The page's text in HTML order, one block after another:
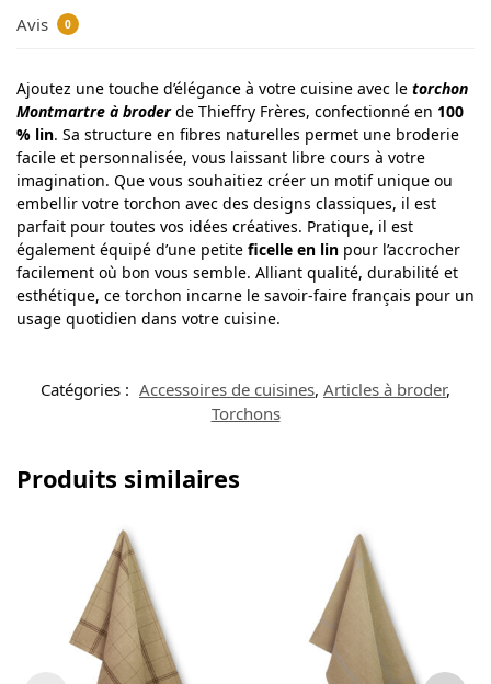
Avis 0
Ajoutez une touche d’élégance à votre cuisine avec le torchon
Montmartre à broderde Thieffry Frères, confectionné en 100
% lin. Sa structure en fibres naturelles permet une broderie
facile et personnalisée, vous laissant libre cours à votre
imagination. Que vous souhaitiez créer un motif unique ou
embellir votre torchon avec des designs classiques, il est
parfait pour toutes vos idées créatives. Pratique, il est
également équipé d’une petite ficelle en lin pour l’accrocher
facilement où bon vous semble. Alliant qualité, durabilité et
esthétique, ce torchon incarne le savoir-faire français pour un
usage quotidien dans votre cuisine.
Catégories : Accessoires de cuisines, Articles à broder,
Torchons
Produits similaires